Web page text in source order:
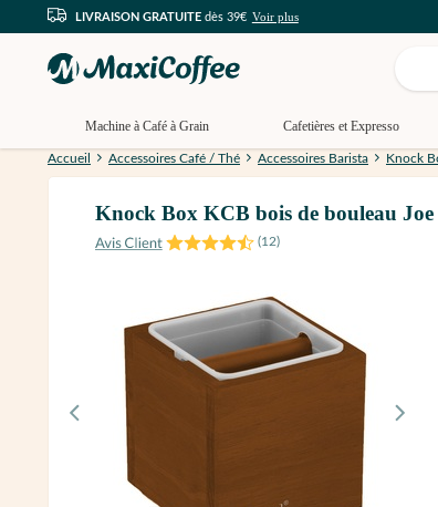
LIVRAISON GRATUITE dès 39€ Voir plus
Machine à Café à Grain Cafetières et Expresso
Accueil Accessoires Café / Thé Accessoires Barista Knock
Knock Box KCB bois de bouleau
(12)